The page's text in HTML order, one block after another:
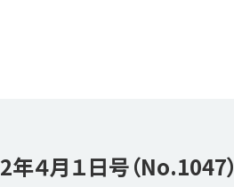
年４月１日号（No.1047）